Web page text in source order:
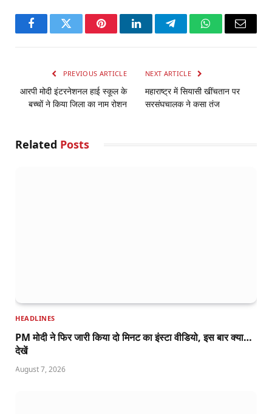
FacebookTwitter PinterestLinkedInTelegramWhatsApp
Email
PREVIOUS ARTICLE
आरपी मोदी इंटरनेशनल हाई स्कूल के
बच्चों ने किया जिला का नाम रोशन
NEXT ARTICLE
महाराष्ट्र में सियासी खींचतान पर
सरसंघचालक ने कसा तंज
Related Posts
HEADLINES
PM मोदी ने फिर जारी किया दो मिनट का इंस्टा वीडियो, इस बार क्या…
देखें
August 7, 2026